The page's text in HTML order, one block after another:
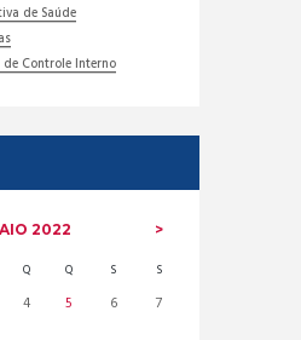
de Saúde
Controle Interno
2022
Q Q S S
4 5 6
7